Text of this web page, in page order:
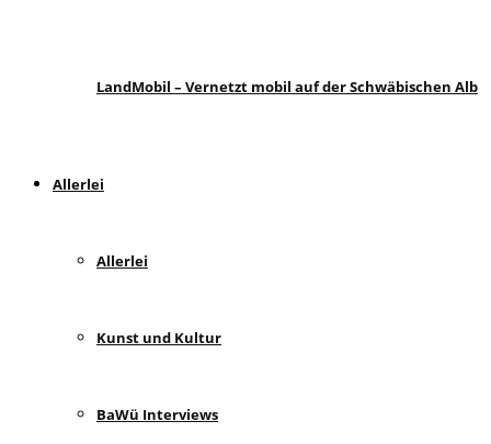
LandMobil – Vernetzt mobil auf der Schwäbischen Alb
Allerlei
Allerlei
Kunst und Kultur
BaWü Interviews